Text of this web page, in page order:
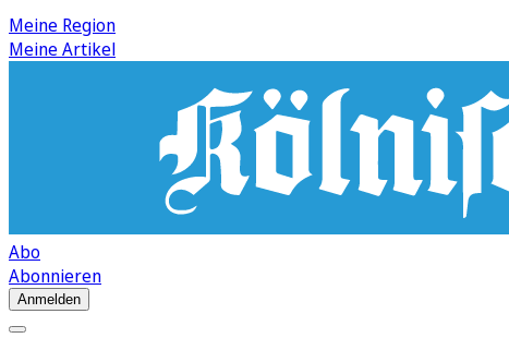
Meine Region
Meine Artikel
Abo
Abonnieren
Anmelden